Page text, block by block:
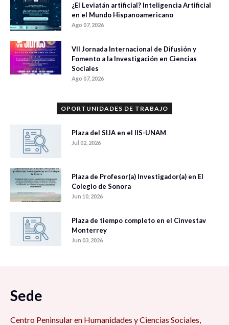
¿El Leviatán artificial? Inteligencia Artificial
en el Mundo Hispanoamericano
Ago 07, 2026
VII Jornada Internacional de Difusión y
Fomento a la Investigación en Ciencias
Sociales
Ago 07, 2026
OPORTUNIDADES DE TRABAJO
Plaza del SIJA en el IIS-UNAM
Jul 02, 2026
Plaza de Profesor(a) Investigador(a) en El
Colegio de Sonora
Jun 10, 2026
Plaza de tiempo completo en el Cinvestav
Monterrey
Jun 03, 2026
Sede
Centro Peninsular en Humanidades y Ciencias Sociales,